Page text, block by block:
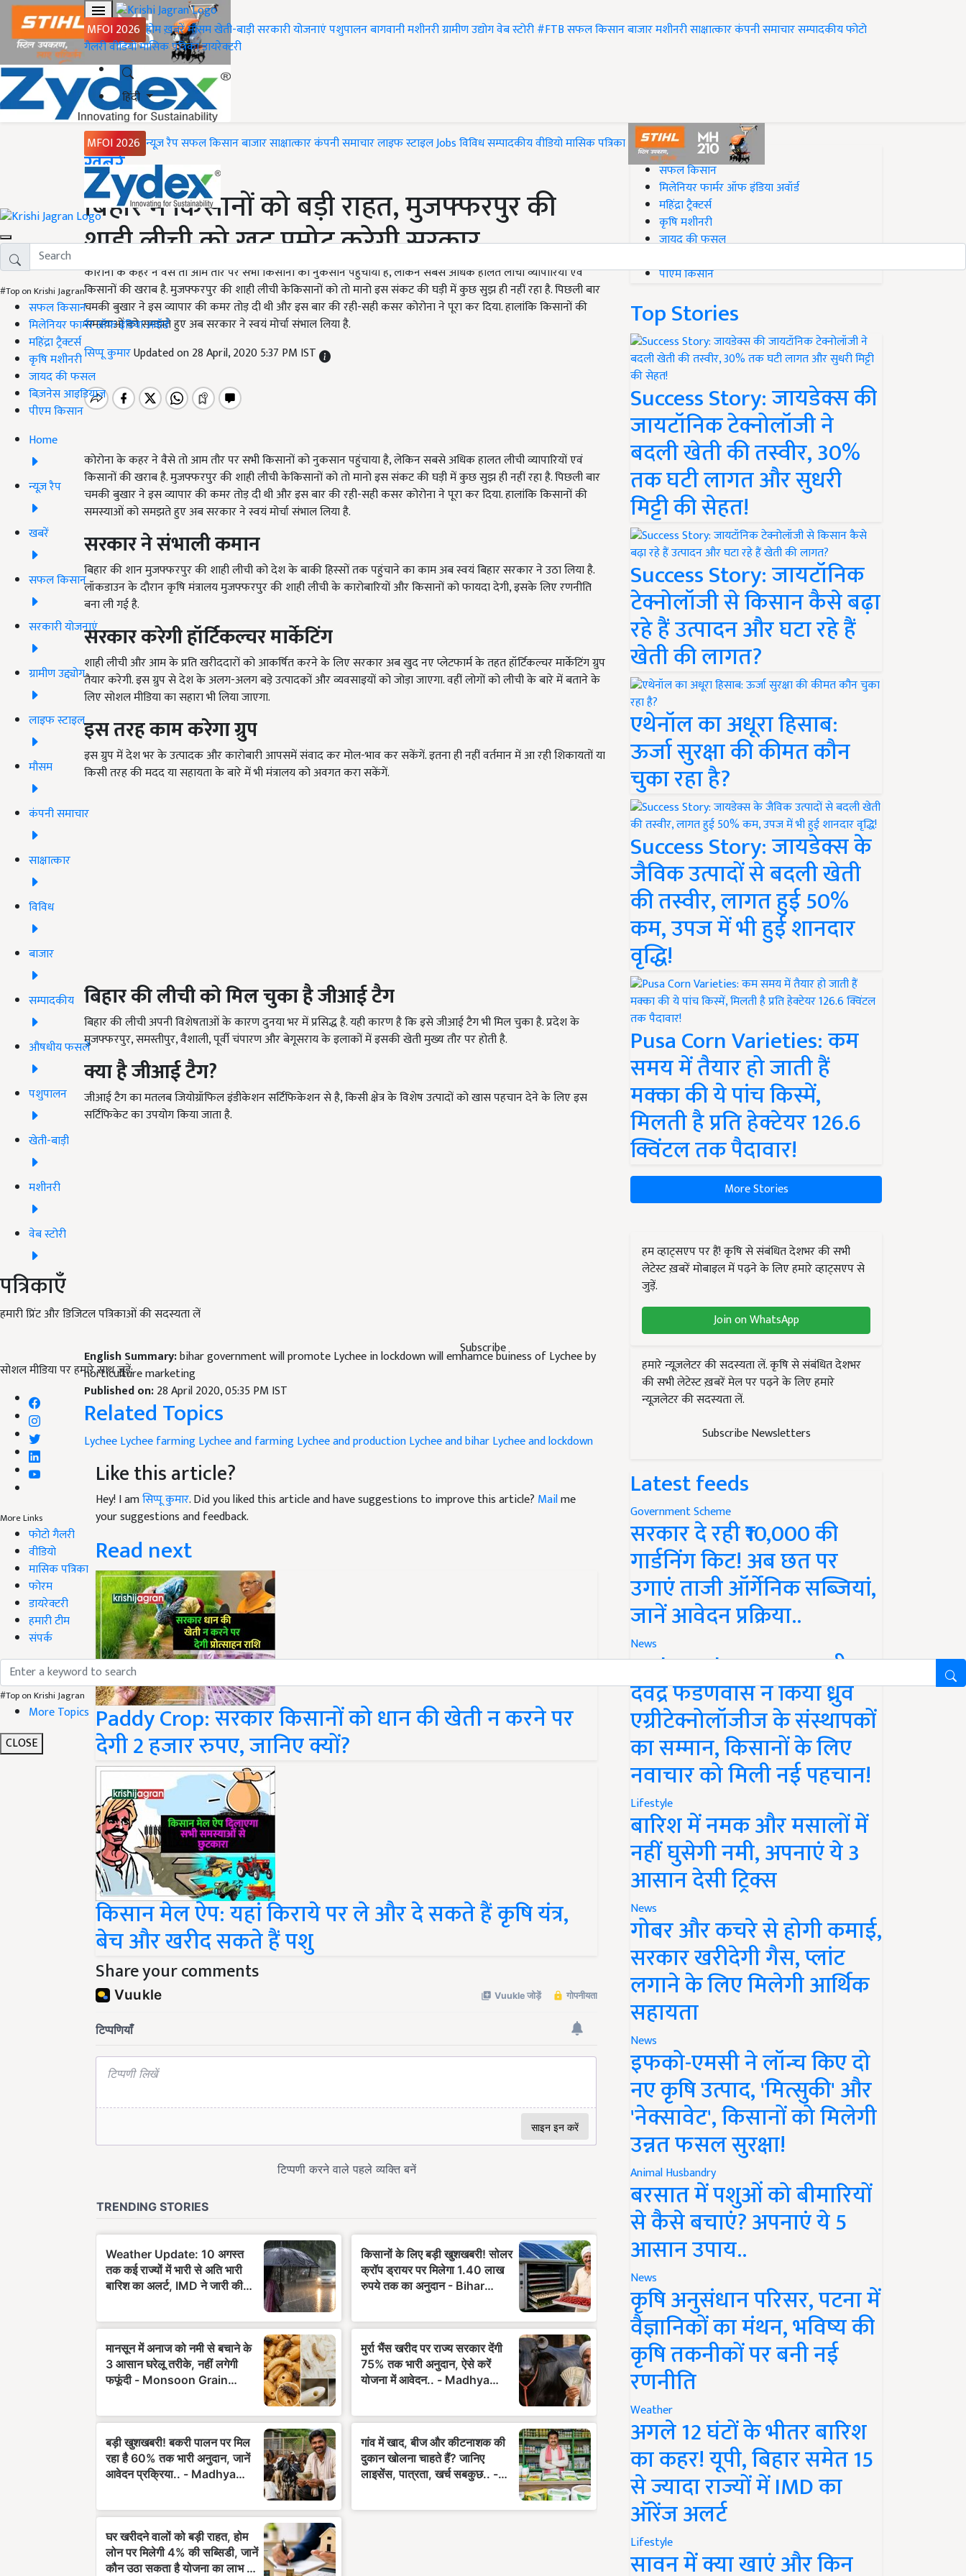
MFOI 2026 होमख़बरेंमौसमखेती-बाड़ीसरकारी योजनाएंपशुपालनबागवानीमशीनरीग्रामीण उद्योगवेब स्टोरी#FTBसफल किसानबाजारमशीनरीसाक्षात्कारकंपनी समाचारसम्पादकीयफोटो
गैलरीवीडियोमासिक पत्रिकाडायरेक्टरी
हिंदी
MFOI 2026 न्यूज़ रैपसफल किसानबाजारसाक्षात्कारकंपनी समाचारलाइफ स्टाइलJobsविविधसम्पादकीयवीडियोमासिक पत्रिका
#Top on Krishi Jagran
सफल किसान
मिलेनियर फार्मर ऑफ इंडिया अवॉर्ड
महिंद्रा ट्रैक्टर्स
कृषि मशीनरी
जायद की फसल
बिज़नेस आइडियाज
पीएम किसान
Home
न्यूज़ रैप
खबरें
सफल किसान
सरकारी योजनाएं
ग्रामीण उद्द्योग
लाइफ स्टाइल
मौसम
कंपनी समाचार
साक्षात्कार
विविध
बाजार
सम्पादकीय
औषधीय फसलें
पशुपालन
खेती-बाड़ी
मशीनरी
वेब स्टोरी
पत्रिकाएँ
हमारी प्रिंट और डिजिटल पत्रिकाओं की सदस्यता लें
Subscribe
सोशल मीडिया पर हमारे साथ जुड़ें:
More Links
फोटो गैलरी
वीडियो
मासिक पत्रिका
फोरम
डायरेक्टरी
हमारी टीम
संपर्क
#Top on Krishi Jagran
More Topics
CLOSE
Home
ख़बरें
बिहार में किसानों को बड़ी राहत, मुजफ्फरपुर की
शाही लीची को खुद प्रमोट करेगी सरकार
कोरोना के कहर ने वैसे तो आम तौर पर सभी किसानों को नुकसान पहुंचाया है, लेकिन सबसे अधिक हालत लीची व्यापारियों एवं
किसानों की खराब है. मुजफ्फरपुर की शाही लीची केकिसानों को तो मानो इस संकट की घड़ी में कुछ सुझ ही नहीं रहा है. पिछली बार
चमकी बुखार ने इस व्यापार की कमर तोड़ दी थी और इस बार की रही-सही कसर कोरोना ने पूरा कर दिया. हालांकि किसानों की
समस्याओं को समझते हुए अब सरकार ने स्वयं मोर्चा संभाल लिया है.
सिप्पू कुमारUpdated on 28 April, 2020 5:37 PM IST
कोरोना के कहर ने वैसे तो आम तौर पर सभी किसानों को नुकसान पहुंचाया है, लेकिन सबसे अधिक हालत लीची व्यापारियों एवं
किसानों की खराब है. मुजफ्फरपुर की शाही लीची केकिसानों को तो मानो इस संकट की घड़ी में कुछ सुझ ही नहीं रहा है. पिछली बार
चमकी बुखार ने इस व्यापार की कमर तोड़ दी थी और इस बार की रही-सही कसर कोरोना ने पूरा कर दिया. हालांकि किसानों की
समस्याओं को समझते हुए अब सरकार ने स्वयं मोर्चा संभाल लिया है.
सरकार ने संभाली कमान
बिहार की शान मुजफ्फरपुर की शाही लीची को देश के बाकी हिस्सों तक पहुंचाने का काम अब स्वयं बिहार सरकार ने उठा लिया है.
लॉकडाउन के दौरान कृषि मंत्रालय मुजफ्फरपुर की शाही लीची के कारोबारियों और किसानों को फायदा देगी, इसके लिए रणनीति
बना ली गई है.
सरकार करेगी हॉर्टिकल्चर मार्केटिंग
शाही लीची और आम के प्रति खरीददारों को आकर्षित करने के लिए सरकार अब खुद नए प्लेटफार्म के तहत हॉर्टिकल्चर मार्केटिंग ग्रुप
तैयार करेगी. इस ग्रुप से देश के अलग-अलग बड़े उत्पादकों और व्यवसाइयों को जोड़ा जाएगा. वहीं लोगों को लीची के बारे में बताने के
लिए सोशल मीडिया का सहारा भी लिया जाएगा.
इस तरह काम करेगा ग्रुप
इस ग्रुप में देश भर के उत्पादक और कारोबारी आपसमें संवाद कर मोल-भाव कर सकेंगें. इतना ही नहीं वर्तमान में आ रही शिकायतों या
किसी तरह की मदद या सहायता के बारे में भी मंत्रालय को अवगत करा सकेंगें.
बिहार की लीची को मिल चुका है जीआई टैग
बिहार की लीची अपनी विशेषताओं के कारण दुनया भर में प्रसिद्ध है. यही कारण है कि इसे जीआई टैग भी मिल चुका है. प्रदेश के
मुजफ्फरपुर, समस्तीपुर, वैशाली, पूर्वी चंपारण और बेगूसराय के इलाकों में इसकी खेती मुख्य तौर पर होती है.
क्या है जीआई टैग?
जीआई टैग का मतलब जियोग्रॉफिल इंडीकेशन सर्टिफिकेशन से है, किसी क्षेत्र के विशेष उत्पादों को खास पहचान देने के लिए इस
सर्टिफिकेट का उपयोग किया जाता है.
English Summary:bihar government will promote Lychee in lockdown will emhamce buiness of Lychee by
horticulture marketing
Published on:28 April 2020, 05:35 PM IST
Related Topics
LycheeLychee farmingLychee and farmingLychee and productionLychee and biharLychee and lockdown
Like this article?
Hey! I amसिप्पू कुमार. Did you liked this article and have suggestions to improve this article? Mailme
your suggestions and feedback.
Read next
Paddy Crop: सरकार किसानों को धान की खेती न करने पर
देगी 2 हजार रुपए, जानिए क्यों?
किसान मेल ऐप: यहां किराये पर ले और दे सकते हैं कृषि यंत्र,
बेच और खरीद सकते हैं पशु
Share your comments
#Top on Krishi Jagran
सफल किसान
मिलेनियर फार्मर ऑफ इंडिया अवॉर्ड
महिंद्रा ट्रैक्टर्स
कृषि मशीनरी
जायद की फसल
पीएम किसान
Top Stories
Success Story: जायडेक्स की
जायटॉनिक टेक्नोलॉजी ने
बदली खेती की तस्वीर, 30%
तक घटी लागत और सुधरी
मिट्टी की सेहत!
Success Story: जायटॉनिक
टेक्नोलॉजी से किसान कैसे बढ़ा
रहे हैं उत्पादन और घटा रहे हैं
खेती की लागत?
एथेनॉल का अधूरा हिसाब:
ऊर्जा सुरक्षा की कीमत कौन
चुका रहा है?
Success Story: जायडेक्स के
जैविक उत्पादों से बदली खेती
की तस्वीर, लागत हुई 50%
कम, उपज में भी हुई शानदार
वृद्धि!
Pusa Corn Varieties: कम
समय में तैयार हो जाती हैं
मक्का की ये पांच किस्में,
मिलती है प्रति हेक्टेयर 126.6
क्विंटल तक पैदावार!
More Stories
हम व्हाट्सएप पर हैं! कृषि से संबंधित देशभर की सभी
लेटेस्ट ख़बरें मोबाइल में पढ़ने के लिए हमारे व्हाट्सएप से
जुड़ें.
Join on WhatsApp
हमारे न्यूज़लेटर की सदस्यता लें. कृषि से संबंधित देशभर
की सभी लेटेस्ट ख़बरें मेल पर पढ़ने के लिए हमारे
न्यूज़लेटर की सदस्यता लें.
Subscribe Newsletters
Latest feeds
Government Scheme
सरकार दे रही ₹10,000 की
गार्डनिंग किट! अब छत पर
उगाएं ताजी ऑर्गेनिक सब्जियां,
जानें आवेदन प्रक्रिया..
News
Maharashtra News: सीएम
देवेंद्र फडणवीस ने किया ध्रुव
एग्रीटेक्नोलॉजीज के संस्थापकों
का सम्मान, किसानों के लिए
नवाचार को मिली नई पहचान!
Lifestyle
बारिश में नमक और मसालों में
नहीं घुसेगी नमी, अपनाएं ये 3
आसान देसी ट्रिक्स
News
गोबर और कचरे से होगी कमाई,
सरकार खरीदेगी गैस, प्लांट
लगाने के लिए मिलेगी आर्थिक
सहायता
News
इफको-एमसी ने लॉन्च किए दो
नए कृषि उत्पाद, 'मित्सुकी' और
'नेक्सावेट', किसानों को मिलेगी
उन्नत फसल सुरक्षा!
Animal Husbandry
बरसात में पशुओं को बीमारियों
से कैसे बचाएं? अपनाएं ये 5
आसान उपाय..
News
कृषि अनुसंधान परिसर, पटना में
वैज्ञानिकों का मंथन, भविष्य की
कृषि तकनीकों पर बनी नई
रणनीति
Weather
अगले 12 घंटों के भीतर बारिश
का कहर! यूपी, बिहार समेत 15
से ज्यादा राज्यों में IMD का
ऑरेंज अलर्ट
Lifestyle
सावन में क्या खाएं और किन